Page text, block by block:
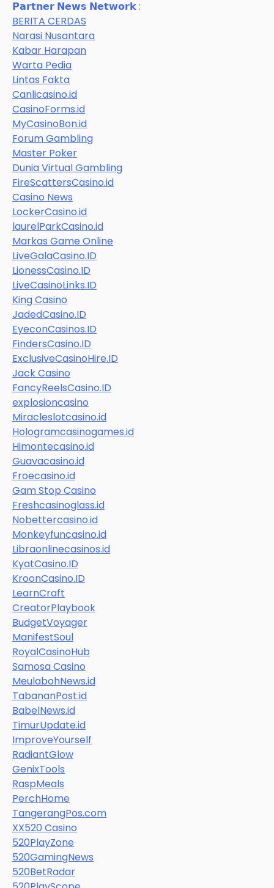
𝗣𝗮𝗿𝘁𝗻𝗲𝗿 𝗡𝗲𝘄𝘀 𝗡𝗲𝘁𝘄𝗼𝗿𝗸 :
BERITA CERDAS
Narasi Nusantara
Kabar Harapan
Warta Pedia
Lintas Fakta
Canlicasino.id
CasinoForms.id
MyCasinoBon.id
Forum Gambling
Master Poker
Dunia Virtual Gambling
FireScattersCasino.id
Casino News
LockerCasino.id
laurelParkCasino.id
Markas Game Online
LiveGalaCasino.ID
LionessCasino.ID
LiveCasinoLinks.ID
King Casino
JadedCasino.ID
EyeconCasinos.ID
FindersCasino.ID
ExclusiveCasinoHire.ID
Jack Casino
FancyReelsCasino.ID
explosioncasino
Miracleslotcasino.id
Hologramcasinogames.id
Himontecasino.id
Guavacasino.id
Froecasino.id
Gam Stop Casino
Freshcasinoglass.id
Nobettercasino.id
Monkeyfuncasino.id
Libraonlinecasinos.id
KyatCasino.ID
KroonCasino.ID
LearnCraft
CreatorPlaybook
BudgetVoyager
ManifestSoul
RoyalCasinoHub
Samosa Casino
MeulabohNews.id
TabananPost.id
BabelNews.id
TimurUpdate.id
ImproveYourself
RadiantGlow
GenixTools
RaspMeals
PerchHome
TangerangPos.com
XX520 Casino
520PlayZone
520GamingNews
520BetRadar